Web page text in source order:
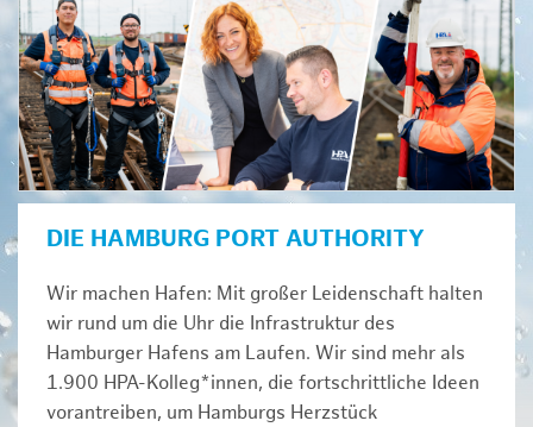
DIE HAMBURG PORT AUTHORITY
Wir machen Hafen: Mit großer Leidenschaft halten
wir rund um die Uhr die Infrastruktur des
Hamburger Hafens am Laufen. Wir sind mehr als
1.900 HPA-Kolleg*innen, die fortschrittliche Ideen
vorantreiben, um Hamburgs Herzstück